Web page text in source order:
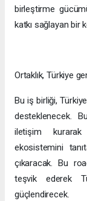
birleştirme
katkı sağlayan bir
Ortaklık, Türkiye
Bu iş birliği,
desteklenecek.
iletişim kurarak
ekosistemini
çıkaracak. Bu
teşvik ederek
güçlendirecek.